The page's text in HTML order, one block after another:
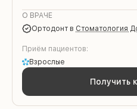
О ВРАЧЕ
ортодонт в Стоматология
Приём пациентов:
Взрослые
Получить